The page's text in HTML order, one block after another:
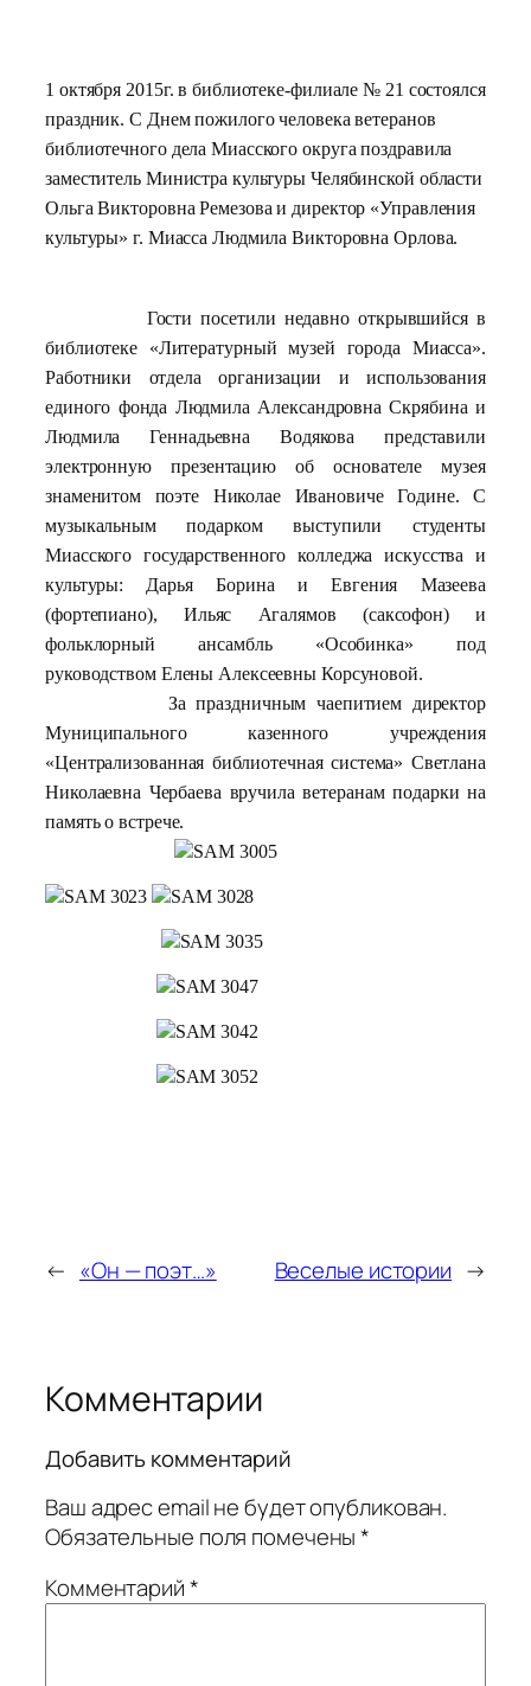
1 октября 2015г. в библиотеке-филиале № 21 состоялся
праздник. С Днем пожилого человека ветеранов
библиотечного дела Миасского округа поздравила
заместитель Министра культуры Челябинской области
Ольга Викторовна Ремезова и директор «Управления
культуры» г. Миасса Людмила Викторовна Орлова.
Гости посетили недавно открывшийся в
библиотеке «Литературный музей города Миасса».
Работники отдела организации и использования
единого фонда Людмила Александровна Скрябина и
Людмила Геннадьевна Водякова представили
электронную презентацию об основателе музея
знаменитом поэте Николае Ивановиче Године. С
музыкальным подарком выступили студенты
Миасского государственного колледжа искусства и
культуры: Дарья Борина и Евгения Мазеева
(фортепиано), Ильяс Агалямов (саксофон) и
фольклорный ансамбль «Особинка» под
руководством Елены Алексеевны Корсуновой.
За праздничным чаепитием директор
Муниципального казенного учреждения
«Централизованная библиотечная система» Светлана
Николаевна Чербаева вручила ветеранам подарки на
память о встрече.
← «Он — поэт…» Веселые истории →
Комментарии
Добавить комментарий
Ваш адрес email не будет опубликован.
Обязательные поля помечены*
Комментарий*